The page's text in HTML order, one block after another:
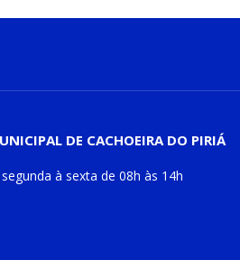
DE CACHOEIRA DO PIRIÁ
segunda à sexta de 08h às 14h